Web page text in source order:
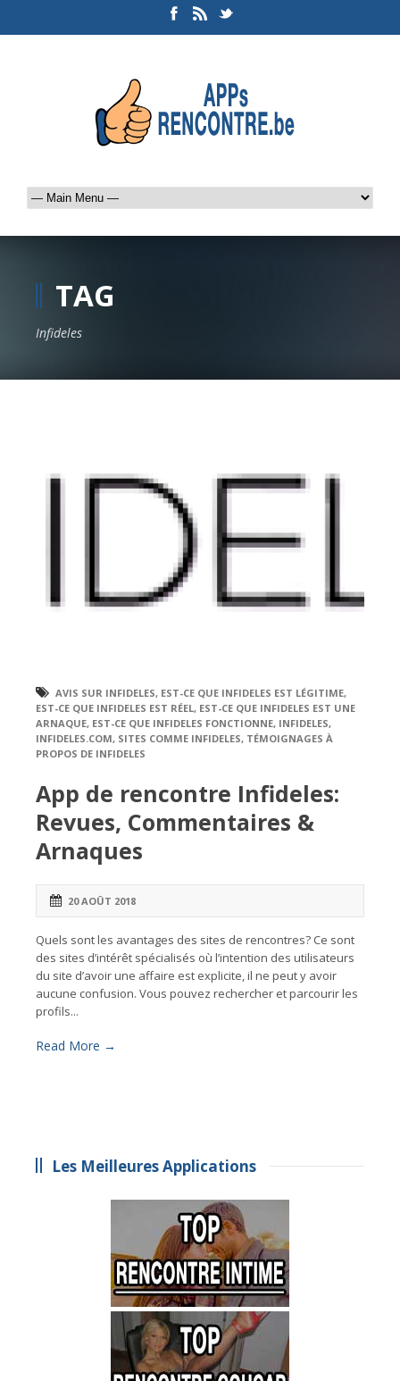
TAG
Infideles
AVIS SUR INFIDELES, EST-CE QUE INFIDELES EST LÉGITIME,
EST-CE QUE INFIDELES EST RÉEL, EST-CE QUE INFIDELES EST UNE
ARNAQUE, EST-CE QUE INFIDELES FONCTIONNE, INFIDELES,
INFIDELES.COM, SITES COMME INFIDELES, TÉMOIGNAGES À
PROPOS DE INFIDELES
App de rencontre Infideles:
Revues, Commentaires &
Arnaques
20 AOÛT 2018
Quels sont les avantages des sites de rencontres? Ce sont
des sites d’intérêt spécialisés où l’intention des utilisateurs
du site d’avoir une affaire est explicite, il ne peut y avoir
aucune confusion. Vous pouvez rechercher et parcourir les
profils...
Read More →
Les Meilleures Applications